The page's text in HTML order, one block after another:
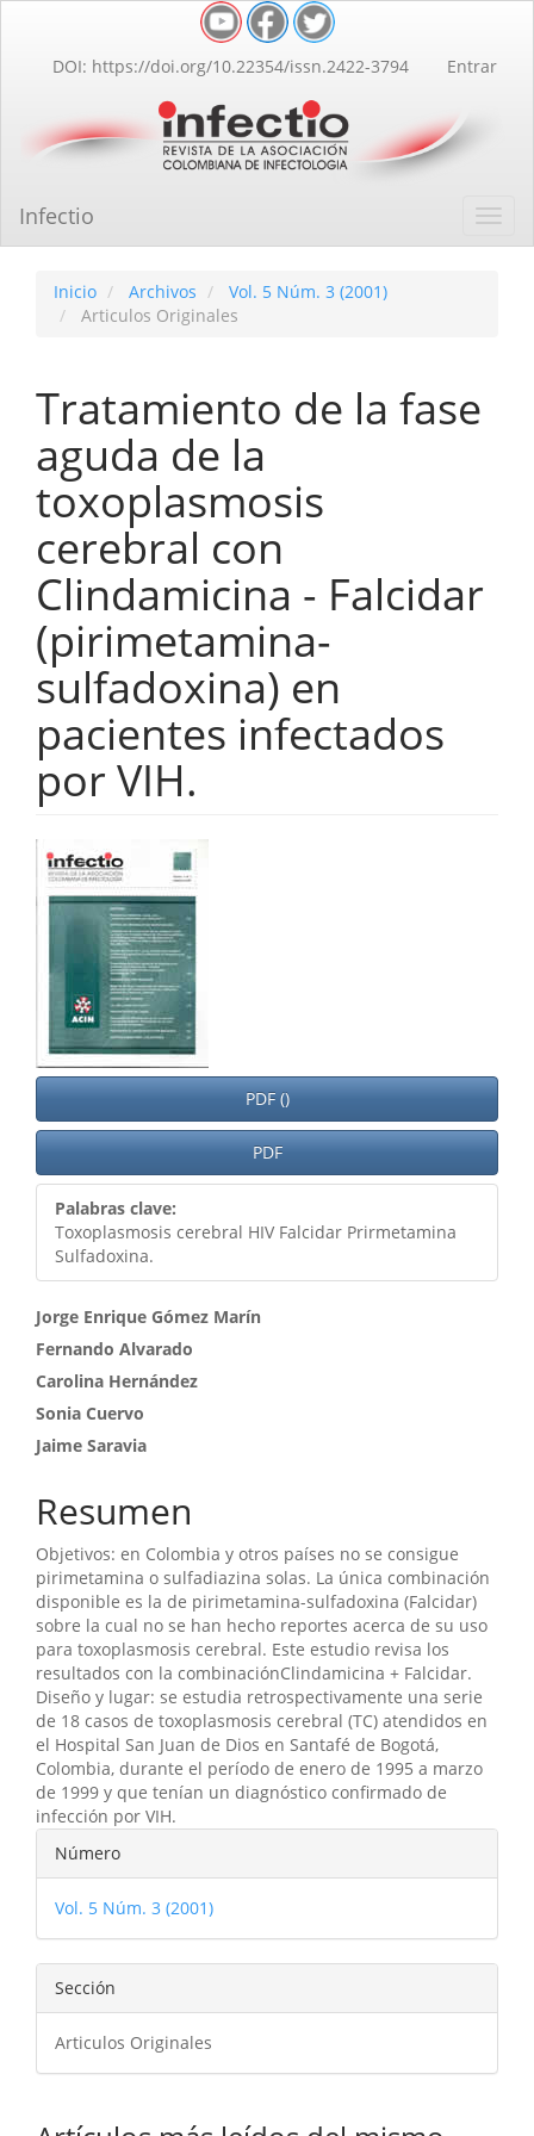
Contenido
principal
lateral
DOI: https://doi.org/10.22354/issn.2422-3794 Entrar
Infectio
Inicio Archivos
Vol. 5 Núm. 3 (2001)
Articulos Originales
Tratamiento de la fase
aguda de la
toxoplasmosis
cerebral con
Clindamicina - Falcidar
(pirimetamina-
sulfadoxina) en
pacientes infectados
por VIH.
Barra
lateral
del
artículo
PDF ()
PDF
Palabras clave:
Toxoplasmosis cerebral HIV Falcidar Prirmetamina
Sulfadoxina.
Contenido
principal
del
artículo
Jorge Enrique Gómez Marín
Fernando Alvarado
Carolina Hernández
Sonia Cuervo
Jaime Saravia
Resumen
Objetivos: en Colombia y otros países no se consigue
pirimetamina o sulfadiazina solas. La única combinación
disponible es la de pirimetamina-sulfadoxina (Falcidar)
sobre la cual no se han hecho reportes acerca de su uso
para toxoplasmosis cerebral. Este estudio revisa los
resultados con la combinaciónClindamicina + Falcidar.
Diseño y lugar: se estudia retrospectivamente una serie
de 18 casos de toxoplasmosis cerebral (TC) atendidos en
el Hospital San Juan de Dios en Santafé de Bogotá,
Colombia, durante el período de enero de 1995 a marzo
de 1999 y que tenían un diagnóstico confirmado de
infección por VIH.
Detalles
del
artículo
Número
Vol. 5 Núm. 3 (2001)
Sección
Articulos Originales